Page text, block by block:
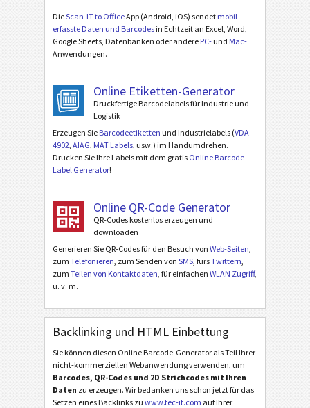
DieScan-IT to OfficeApp (Android, iOS) sendet mobil
erfasste Daten und Barcodes in Echtzeit an Excel, Word,
Google Sheets, Datenbanken oder andere PC- und Mac-
Anwendungen.
Online Etiketten-Generator
Druckfertige Barcodelabels für Industrie und
Logistik
Erzeugen Sie Barcodeetiketten und Industrielabels (VDA
4902 AIAG MAT Labels , usw.) im Handumdrehen.
Drucken Sie Ihre Labels mit dem gratis Online Barcode
Label Generator!
Online QR-Code Generator
QR-Codes kostenlos erzeugen und
downloaden
Generieren Sie QR-Codes für den Besuch von Web-Seiten
zum Telefonieren , zum Senden von SMS , fürsTwittern
zum Teilen von Kontaktdaten , für einfachen WLAN Zugriff,
u. v. m.
Backlinking und HTML Einbettung
Sie können diesen Online Barcode-Generator als Teil Ihrer
nicht-kommerziellen Webanwendung verwenden, um
Barcodes, QR-Codes und 2D Strichcodes mit Ihren
Daten zu erzeugen. Wir bedanken uns schon jetzt für das
Setzen eines Backlinks zu www.tec-it.com auf Ihrer